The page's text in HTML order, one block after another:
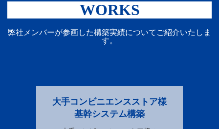
WORKS
弊社メンバーが参画した構築実績についてご紹介いたしま
す。
大手コンビニエンスストア様
基幹システム構築